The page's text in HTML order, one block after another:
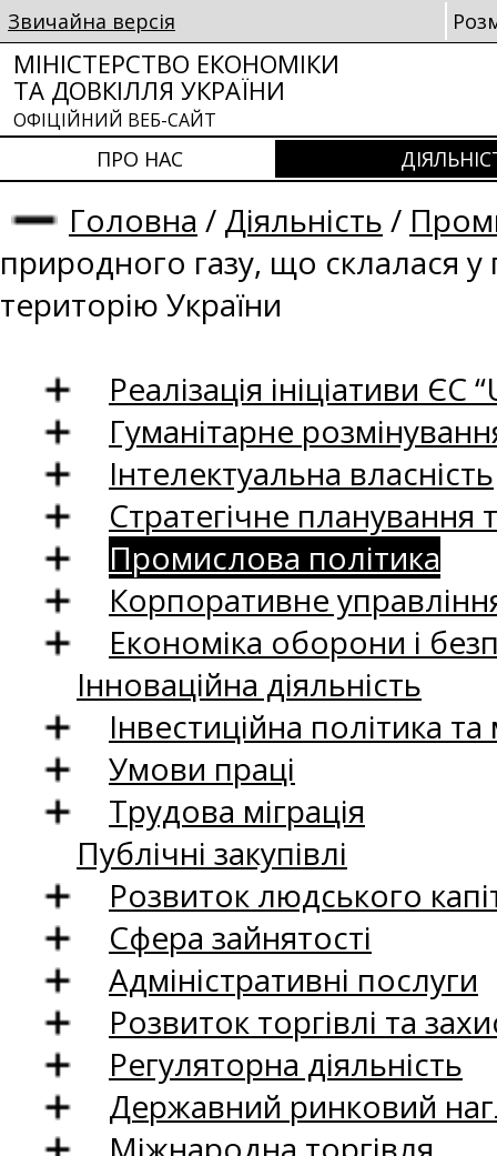
Звичайна версія
МІНІСТЕРСТВО ЕКОНОМІКИ
ТА ДОВКІЛЛЯ УКРАЇНИ
ОФІЦІЙНИЙ ВЕБ-САЙТ
ПРО НАС
Головна / Діяльність /
природного газу, що склалася
територію України
Реалізація ініціативи ЄС
Гуманітарне
Інтелектуальна власність
Стратегічне
Промислова політика
Корпоративне
Економіка оборони і
Інноваційна діяльність
Інвестиційна політика
Умови праці
Трудова міграція
Публічні закупівлі
Розвиток людського
Сфера зайнятості
Адміністративні послуги
Розвиток торгівлі та
Регуляторна діяльність
Державний ринковий